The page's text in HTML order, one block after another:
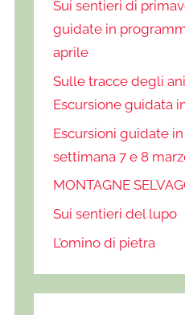
Sui sentieri di
guidate in
aprile
Sulle tracce degli
Escursione guidata
Escursioni guidate
settimana 7 e 8
MONTAGNE
Sui sentieri del lupo
L’omino di pietra